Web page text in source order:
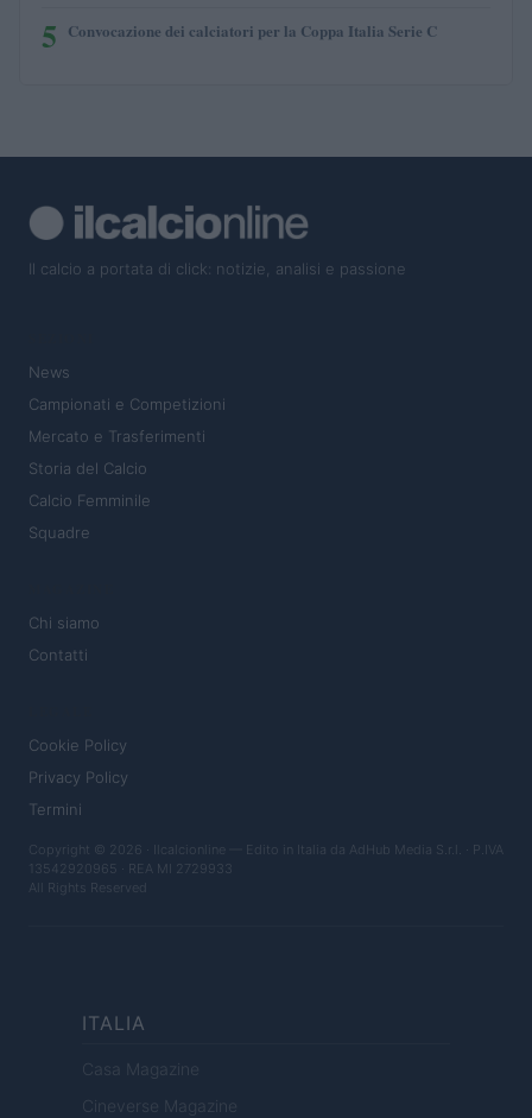
5 Convocazione dei calciatori per la Coppa Italia Serie C
Il calcio a portata di click: notizie, analisi e passione
News
Campionati e Competizioni
Mercato e Trasferimenti
Storia del Calcio
Calcio Femminile
Squadre
Chi siamo
Contatti
Cookie Policy
Privacy Policy
Termini
Copyright © 2026 · Ilcalcionline — Edito in Italia da AdHub Media S.r.l. · P.IVA
13542920965 · REA MI 2729933
All Rights Reserved
ITALIA
Casa Magazine
Cineverse Magazine